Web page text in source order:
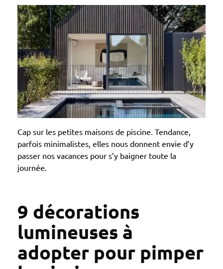
Cap sur les petites maisons de piscine. Tendance,
parfois minimalistes, elles nous donnent envie d’y
passer nos vacances pour s’y baigner toute la
journée.
9 décorations
lumineuses à
adopter pour pimper